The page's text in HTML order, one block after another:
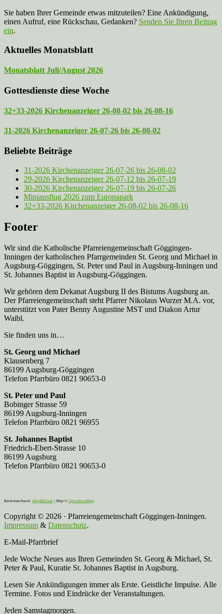
Sie haben Ihrer Gemeinde etwas mitzuteilen? Eine Ankündigung,
einen Aufruf, eine Rückschau, Gedanken? Senden Sie Ihren Beitrag
ein.
Aktuelles Monatsblatt
Monatsblatt Juli/August 2026
Gottesdienste diese Woche
32+33-2026 Kirchenanzeiger 26-08-02 bis 26-08-16
31-2026 Kirchenanzeiger 26-07-26 bis 26-08-02
Beliebte Beiträge
31-2026 Kirchenanzeiger 26-07-26 bis 26-08-02
29-2026 Kirchenanzeiger 26-07-12 bis 26-07-19
30-2026 Kirchenanzeiger 26-07-19 bis 26-07-26
Miniausflug 2026 zum Europapark
32+33-2026 Kirchenanzeiger 26-08-02 bis 26-08-16
Footer
Wir sind die Katholische Pfarreien­gemeinschaft Göggingen-
Inningen der katholischen Pfarrgemeinden St. Georg und Michael in
Augsburg-Göggingen, St. Peter und Paul in Augsburg-Inningen und
St. Johannes Baptist in Augsburg-Göggingen.
Wir gehören dem Dekanat Augsburg II des Bistums Augsburg an.
Der Pfarreien­gemeinschaft steht Pfarrer Nikolaus Wurzer M.A. vor,
unterstützt von Pater Benny Augustine MST und Diakon Artur
Waibl.
Sie finden uns in…
St. Georg und Michael
Klausenberg 7
86199 Augsburg-Göggingen
Telefon Pfarrbüro 0821 90653-0
St. Peter und Paul
Bobinger Strasse 59
86199 Augsburg-Inningen
Telefon Pfarrbüro 0821 96955
St. Johannes Baptist
Friedrich-Ebert-Strasse 10
86199 Augsburg
Telefon Pfarrbüro 0821 90653-0
Kartennachweis: MapBBCode | Map © OpenStreetMap
Copyright © 2026 · Pfarreiengemeinschaft Göggingen-Inningen.
Impressum & Datenschutz.
E-Mail-Pfarrbrief
Jede Woche Neues aus Ihren Gemeinden St. Georg & Michael, St.
Peter & Paul, Kuratie St. Johannes Baptist in Augsburg.
Lesen Sie Ankündigungen immer als Erste. Geistliche Impulse. Alle
Termine. Fotos und Eindrücke der Veranstaltungen.
Jeden Samstagmorgen.